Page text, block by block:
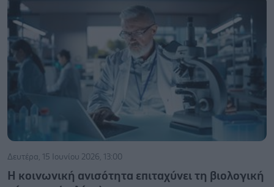
Δευτέρα, 15 Ιουνίου 2026, 13:00
Η κοινωνική ανισότητα επιταχύνει τη βιολογική